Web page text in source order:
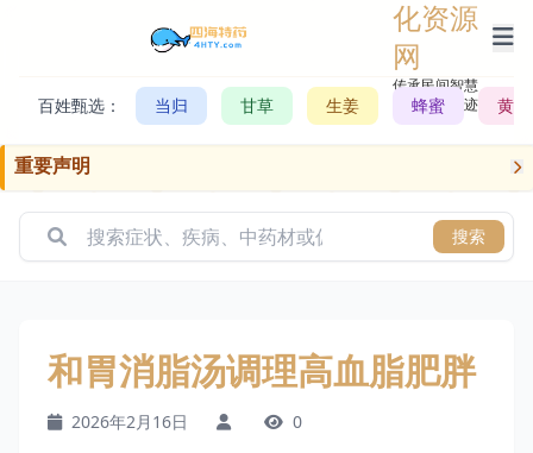
化资源
网
传承民间智慧，
记录历史轨迹
百姓甄选： 当归 甘草 生姜 蜂蜜 黄芪
重要声明
搜索
和胃消脂汤调理高血脂肥胖
2026年2月16日 0